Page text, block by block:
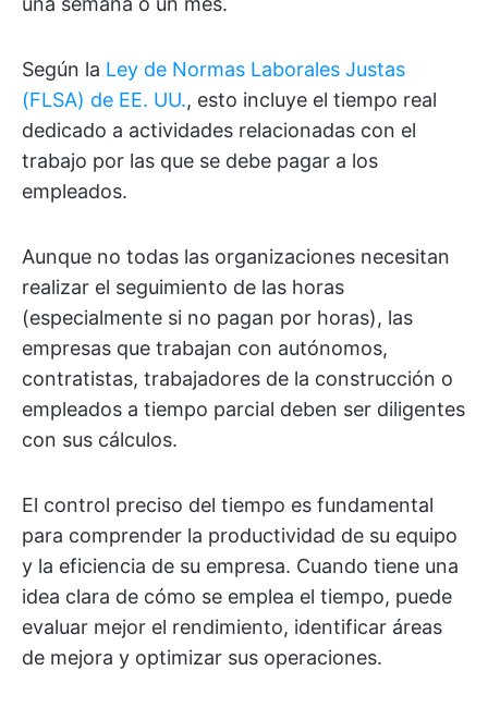
Según la Ley de Normas Laborales Justas
(FLSA) de EE. UU., esto incluye el tiempo real
dedicado a actividades relacionadas con el
trabajo por las que se debe pagar a los
empleados.
Aunque no todas las organizaciones necesitan
realizar el seguimiento de las horas
(especialmente si no pagan por horas), las
empresas que trabajan con autónomos,
contratistas, trabajadores de la construcción o
empleados a tiempo parcial deben ser diligentes
con sus cálculos.
El control preciso del tiempo es fundamental
para comprender la productividad de su equipo
y la eficiencia de su empresa. Cuando tiene una
idea clara de cómo se emplea el tiempo, puede
evaluar mejor el rendimiento, identificar áreas
de mejora y optimizar sus operaciones.